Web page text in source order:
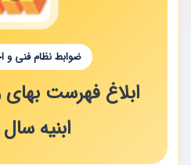
ضوابط نظام فنی و
ابلاغ فهرست بهای
ابنیه سال